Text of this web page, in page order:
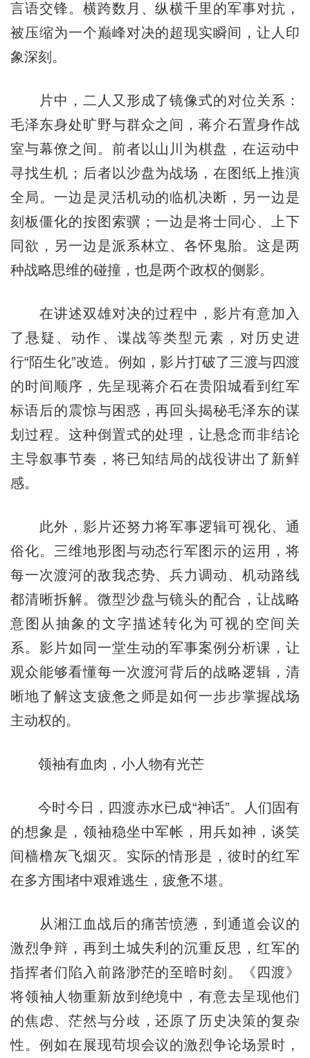
言语交锋。横跨数月、纵横千里的军事对抗，
被压缩为一个巅峰对决的超现实瞬间，让人印
象深刻。
片中，二人又形成了镜像式的对位关系：
毛泽东身处旷野与群众之间，蒋介石置身作战
室与幕僚之间。前者以山川为棋盘，在运动中
寻找生机；后者以沙盘为战场，在图纸上推演
全局。一边是灵活机动的临机决断，另一边是
刻板僵化的按图索骥；一边是将士同心、上下
同欲，另一边是派系林立、各怀鬼胎。这是两
种战略思维的碰撞，也是两个政权的侧影。
在讲述双雄对决的过程中，影片有意加入
了悬疑、动作、谍战等类型元素，对历史进
行“陌生化”改造。例如，影片打破了三渡与四渡
的时间顺序，先呈现蒋介石在贵阳城看到红军
标语后的震惊与困惑，再回头揭秘毛泽东的谋
划过程。这种倒置式的处理，让悬念而非结论
主导叙事节奏，将已知结局的战役讲出了新鲜
感。
此外，影片还努力将军事逻辑可视化、通
俗化。三维地形图与动态行军图示的运用，将
每一次渡河的敌我态势、兵力调动、机动路线
都清晰拆解。微型沙盘与镜头的配合，让战略
意图从抽象的文字描述转化为可视的空间关
系。影片如同一堂生动的军事案例分析课，让
观众能够看懂每一次渡河背后的战略逻辑，清
晰地了解这支疲惫之师是如何一步步掌握战场
主动权的。
领袖有血肉，小人物有光芒
今时今日，四渡赤水已成“神话”。人们固有
的想象是，领袖稳坐中军帐，用兵如神，谈笑
间樯橹灰飞烟灭。实际的情形是，彼时的红军
在多方围堵中艰难逃生，疲惫不堪。
从湘江血战后的痛苦愤懑，到通道会议的
激烈争辩，再到土城失利的沉重反思，红军的
指挥者们陷入前路渺茫的至暗时刻。《四渡》
将领袖人物重新放到绝境中，有意去呈现他们
的焦虑、茫然与分歧，还原了历史决策的复杂
性。例如在展现苟坝会议的激烈争论场景时，